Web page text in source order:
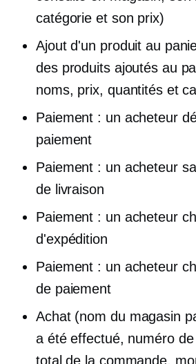
catégorie et son prix)
Ajout d'un produit au
des produits ajoutés au
noms, prix, quantités et
Paiement : un acheteur
paiement
Paiement : un acheteur
de livraison
Paiement : un acheteur
d'expédition
Paiement : un acheteur
de paiement
Achat (nom du magasin
a été effectué, numéro
total de la commande,